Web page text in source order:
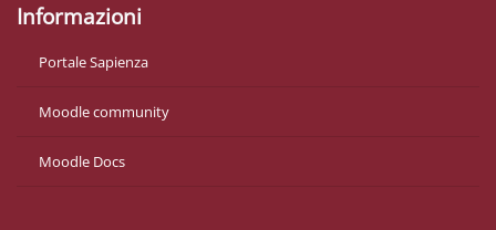
Informazioni
Portale Sapienza
Moodle community
Moodle Docs